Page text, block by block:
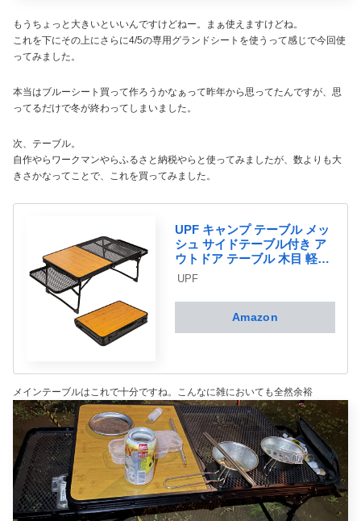
もうちょっと大きいといいんですけどねー。まぁ使えますけどね。
これを下にその上にさらに4/5の専用グランドシートを使うって感じで今回使
ってみました。
本当はブルーシート買って作ろうかなぁって昨年から思ってたんですが、思
ってるだけで冬が終わってしまいました。
次、テーブル。
自作やらワークマンやらふるさと納税やらと使ってみましたが、数よりも大
きさかなってことで、これを買ってみました。
UPF キャンプ テーブル メッ
シュ サイドテーブル付き ア
ウトドア テーブル 木目 軽量
折りたたみテーブル コンパ
ミニテーブル 耐熱 焚き火テ
ーブル BBQ 登山 バーベキュ
ー テーブル ミニ アルミ製 て
ロテーブル 収納袋付き 携帯
便利 おしゃれ (竹 Plus)
UPF
Amazon
メインテーブルはこれで十分ですね。こんなに雑においても全然余裕